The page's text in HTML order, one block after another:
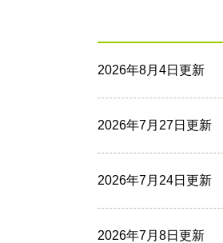
2026年8月4日更新
2026年7月27日更新
2026年7月24日更新
2026年7月8日更新